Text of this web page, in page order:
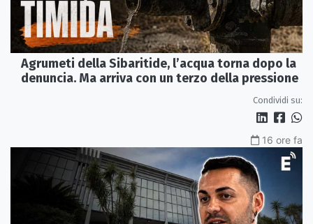
Agrumeti della Sibaritide, l’acqua torna dopo la
denuncia. Ma arriva con un terzo della pressione
Condividi su:
16 ore fa